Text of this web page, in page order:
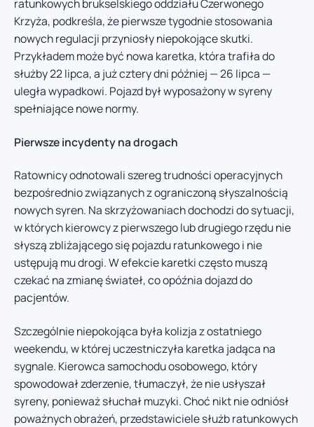
ratunkowych brukselskiego oddziału Czerwonego
Krzyża, podkreśla, że pierwsze tygodnie stosowania
nowych regulacji przyniosły niepokojące skutki.
Przykładem może być nowa karetka, która trafiła do
służby 22 lipca, a już cztery dni później — 26 lipca —
uległa wypadkowi. Pojazd był wyposażony w syreny
spełniające nowe normy.
Pierwsze incydenty na drogach
Ratownicy odnotowali szereg trudności operacyjnych
bezpośrednio związanych z ograniczoną słyszalnością
nowych syren. Na skrzyżowaniach dochodzi do sytuacji,
w których kierowcy z pierwszego lub drugiego rzędu nie
słyszą zbliżającego się pojazdu ratunkowego i nie
ustępują mu drogi. W efekcie karetki często muszą
czekać na zmianę świateł, co opóźnia dojazd do
pacjentów.
Szczególnie niepokojąca była kolizja z ostatniego
weekendu, w której uczestniczyła karetka jadąca na
sygnale. Kierowca samochodu osobowego, który
spowodował zderzenie, tłumaczył, że nie usłyszał
syreny, ponieważ słuchał muzyki. Choć nikt nie odniósł
poważnych obrażeń, przedstawiciele służb ratunkowych